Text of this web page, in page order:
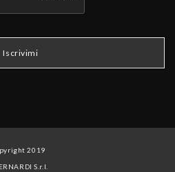
2019
S.r.l.